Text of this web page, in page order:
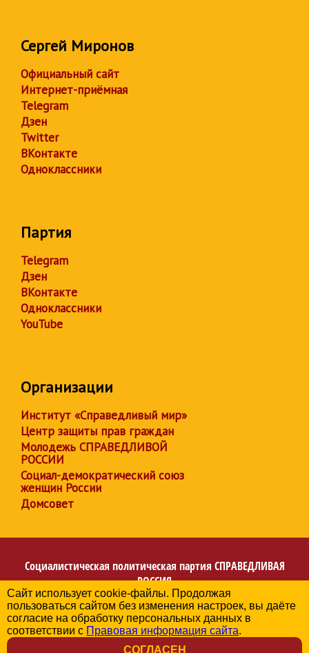
Сергей Миронов
Официальный сайт
Интернет-приёмная
Telegram
Дзен
Twitter
ВКонтакте
Одноклассники
Партия
Telegram
Дзен
ВКонтакте
Одноклассники
YouTube
Организации
Институт «Справедливый мир»
Центр защиты прав граждан
Молодежь СПРАВЕДЛИВОЙ
РОССИИ
Социал-демократический союз
женщин России
Домсовет
Социалистическая политическая партия СПРАВЕДЛИВАЯ
РОССИЯ
Региональное отделение партии в Архангельской
области
© 2006-2026
Политика в отношении обработки персональных данных
Сайт использует cookie-файлы. Продолжая
пользоваться сайтом без изменения настроек, вы даёте
согласие на обработку персональных данных в
соответствии с Правовая информация сайта.
СОГЛАСЕН